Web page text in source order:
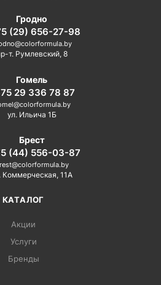
Гродно
(29) 656-27-98
т. Румлевский, 8
Гомель
29 336 78 87
ул. Ильича 1Б
Брест
(44) 556-03-87
Коммерческая, 11А
КАТАЛОГ
Акции
Услуги
Бренды